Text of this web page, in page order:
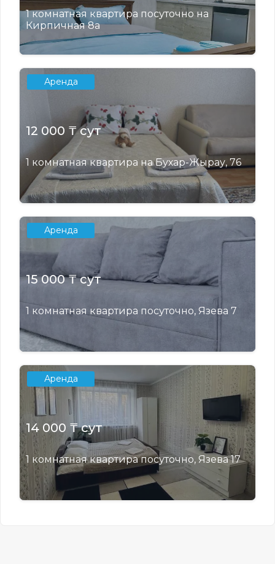
1 комнатная квартира посуточно на
Кирпичная 8а
Аренда
12 000 ₸ сут
1 комнатная квартира на Бухар-Жырау, 76
Аренда
15 000 ₸ сут
1 комнатная квартира посуточно, Язева 7
Аренда
14 000 ₸ сут
1 комнатная квартира посуточно, Язева 17